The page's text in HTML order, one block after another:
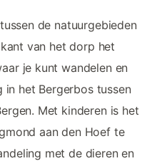
de natuurgebieden
van het dorp het
je kunt wandelen en
het Bergerbos tussen
Met kinderen is het
aan den Hoef te
met de dieren en